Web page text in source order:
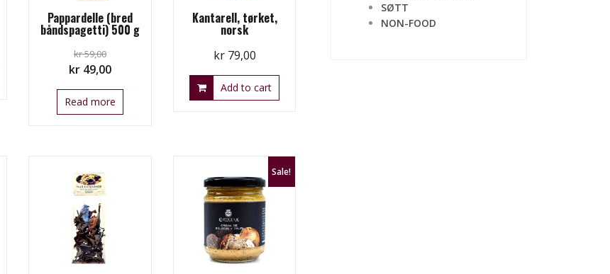
Pappardelle (bred
båndspagetti) 500 g
kr59,00
Original
price
was:
kr49,00Current
price
is:
Read more
Kantarell, tørket,
norsk
kr79,00
Add to cart
Sale!
SØTT
NON-FOOD